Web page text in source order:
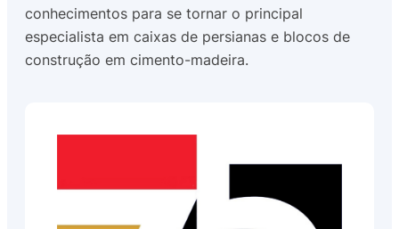
conhecimentos para se tornar o principal
especialista em caixas de persianas e blocos de
construção em cimento-madeira.